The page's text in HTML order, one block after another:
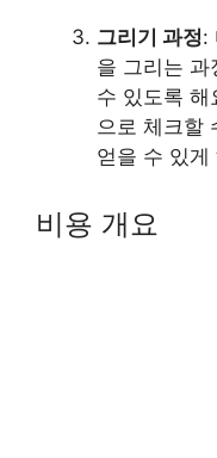
그리기 과정:
을 그리는 과
수 있도록
으로 체크할
얻을 수 있게
비용 개요